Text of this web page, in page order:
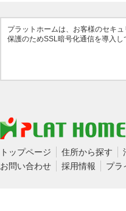
プラットホームは、お客様のセキュ
保護のためSSL暗号化通信を導入し
トップページ 住所から探す
お問い合わせ
採用情報 プラ